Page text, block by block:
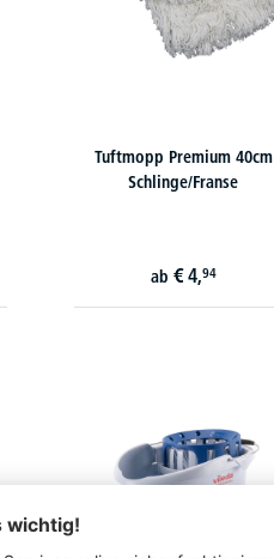
Tuftmopp Premium 40cm
Schlinge/Franse
ab € 4,94